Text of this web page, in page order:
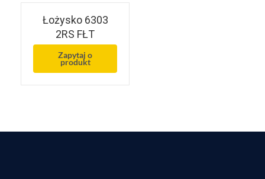
Łożysko 6303
2RS FŁT
Zapytaj o
produkt